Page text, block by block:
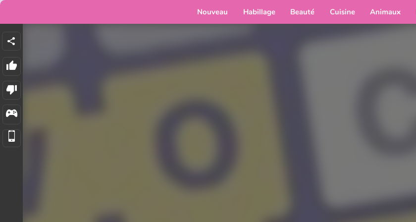
Nouveau Habillage Beauté Cuisine Animaux